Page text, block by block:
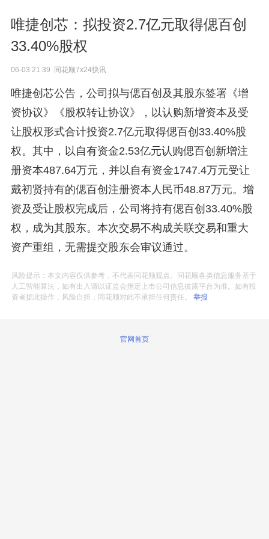
唯捷创芯：拟投资2.7亿元取得偲百创
33.40%股权
06-03 21:39 同花顺7x24快讯
唯捷创芯公告，公司拟与偲百创及其股东签署《增
资协议》《股权转让协议》，以认购新增资本及受
让股权形式合计投资2.7亿元取得偲百创33.40%股
权。其中，以自有资金2.53亿元认购偲百创新增注
册资本487.64万元，并以自有资金1747.4万元受让
戴初贤持有的偲百创注册资本人民币48.87万元。增
资及受让股权完成后，公司将持有偲百创33.40%股
权，成为其股东。本次交易不构成关联交易和重大
资产重组，无需提交股东会审议通过。
风险提示：本文内容仅供参考，不代表同花顺观点。同花顺各类信息服务基于
人工智能算法，如有出入请以证监会指定上市公司信息披露平台为准。如有投
资者据此操作，风险自担，同花顺对此不承担任何责任。举报
官网首页